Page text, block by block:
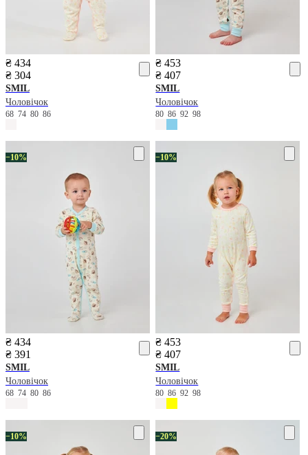
₴ 434
₴ 304
SMIL
Чоловічок
68 74 80 86
₴ 453
₴ 407
SMIL
Чоловічок
80869298
−10%
₴ 434
₴ 391
SMIL
Чоловічок
68 74 80 86
−10%
₴ 453
₴ 407
SMIL
Чоловічок
80869298
−10% −20%